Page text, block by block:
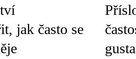
jak často se